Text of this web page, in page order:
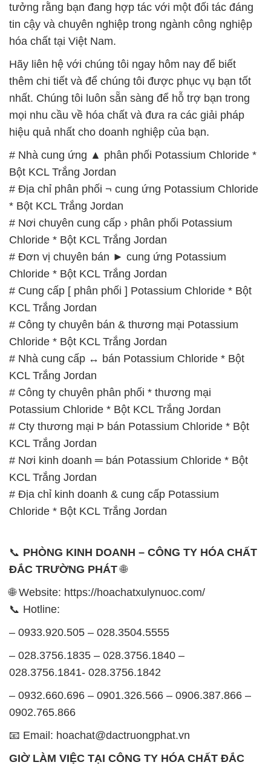
tưởng rằng bạn đang hợp tác với một đối tác đáng
tin cậy và chuyên nghiệp trong ngành công nghiệp
hóa chất tại Việt Nam.
Hãy liên hệ với chúng tôi ngay hôm nay để biết
thêm chi tiết và để chúng tôi được phục vụ bạn tốt
nhất. Chúng tôi luôn sẵn sàng để hỗ trợ bạn trong
mọi nhu cầu về hóa chất và đưa ra các giải pháp
hiệu quả nhất cho doanh nghiệp của bạn.
# Nhà cung ứng ▲ phân phối Potassium Chloride *
Bột KCL Trắng Jordan
# Địa chỉ phân phối ¬ cung ứng Potassium Chloride
* Bột KCL Trắng Jordan
# Nơi chuyên cung cấp › phân phối Potassium
Chloride * Bột KCL Trắng Jordan
# Đơn vị chuyên bán ► cung ứng Potassium
Chloride * Bột KCL Trắng Jordan
# Cung cấp [ phân phối ] Potassium Chloride * Bột
KCL Trắng Jordan
# Công ty chuyên bán & thương mại Potassium
Chloride * Bột KCL Trắng Jordan
# Nhà cung cấp ↔ bán Potassium Chloride * Bột
KCL Trắng Jordan
# Công ty chuyên phân phối * thương mại
Potassium Chloride * Bột KCL Trắng Jordan
# Cty thương mại Þ bán Potassium Chloride * Bột
KCL Trắng Jordan
# Nơi kinh doanh ═ bán Potassium Chloride * Bột
KCL Trắng Jordan
# Địa chỉ kinh doanh & cung cấp Potassium
Chloride * Bột KCL Trắng Jordan
📞 PHÒNG KINH DOANH – CÔNG TY HÓA CHẤT
ĐẮC TRƯỜNG PHÁT🌐
🌐 Website: https://hoachatxulynuoc.com/
📞 Hotline:
– 0933.920.505 – 028.3504.5555
– 028.3756.1835 – 028.3756.1840 –
028.3756.1841- 028.3756.1842
– 0932.660.696 – 0901.326.566 – 0906.387.866 –
0902.765.866
📧 Email: hoachat@dactruongphat.vn
GIỜ LÀM VIỆC TẠI CÔNG TY HÓA CHẤT ĐẮC